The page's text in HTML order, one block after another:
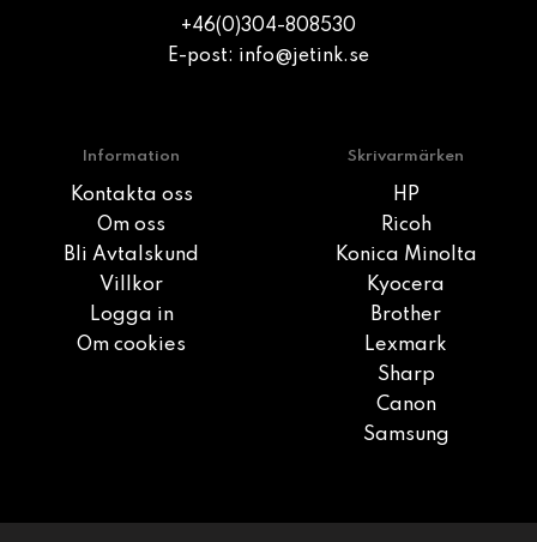
+46(0)304-808530
E-post: info@jetink.se
Information
Kontakta oss
Om oss
Bli Avtalskund
Villkor
Logga in
Om cookies
Skrivarmärken
HP
Ricoh
Konica Minolta
Kyocera
Brother
Lexmark
Sharp
Canon
Samsung